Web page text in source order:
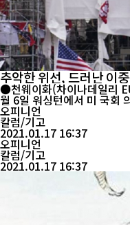
추악한 위선, 드러난 이
●천웨이화(차이나데일리 EU 사무국) 도널드 트
월 6일 워싱턴에서 미 국회
적으로 비난을 받았다. 조
도, 반란군, 국내 테러리스
국인들은 "공포"와 "혐오"로
다. FBI는 화요일에 160 건
오피니언
칼럼/기고
2021.01.17 16:37
오피니언
칼럼/기고
2021.01.17 16:37